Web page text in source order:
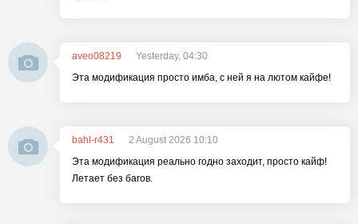
aveo08219
Yesterday, 04:30
Эта модификация просто имба, с ней я на лютом кайфе!
bahl-r431
2 August 2026 10:10
Эта модификация реально годно заходит, просто кайф!
Летает без багов.